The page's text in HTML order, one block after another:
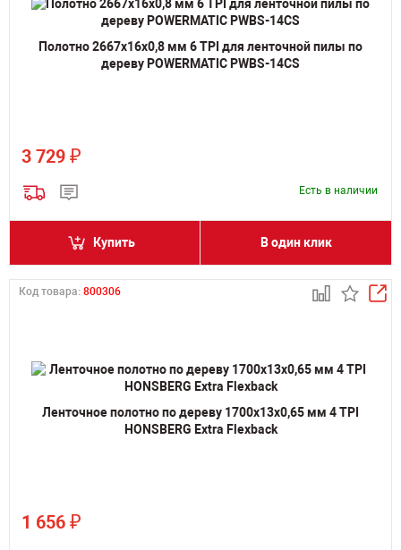
Полотно 2667х16х0,8 мм 6 TPI для ленточной пилы по
дереву POWERMATIC PWBS-14CS
3 729 ₽
Есть в наличии
Купить В один клик
Код товара: 800306
Ленточное полотно по дереву 1700х13х0,65 мм 4 TPI
HONSBERG Extra Flexback
1 656 ₽